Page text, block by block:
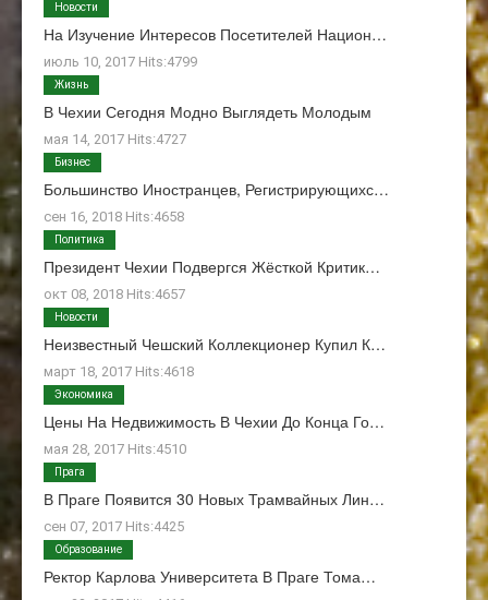
На Изучение Интересов Посетителей Национ…
июль 10, 2017 Hits:4799
Новости
В Чехии Сегодня Модно Выглядеть Молодым
мая 14, 2017 Hits:4727
Жизнь
Большинство Иностранцев, Регистрирующихс…
сен 16, 2018 Hits:4658
Бизнес
Президент Чехии Подвергся Жёсткой Критик…
окт 08, 2018 Hits:4657
Политика
Неизвестный Чешский Коллекционер Купил К…
март 18, 2017 Hits:4618
Новости
Цены На Недвижимость В Чехии До Конца Го…
мая 28, 2017 Hits:4510
Экономика
В Праге Появится 30 Новых Трамвайных Лин…
сен 07, 2017 Hits:4425
Прага
Ректор Карлова Университета В Праге Тома…
Образование